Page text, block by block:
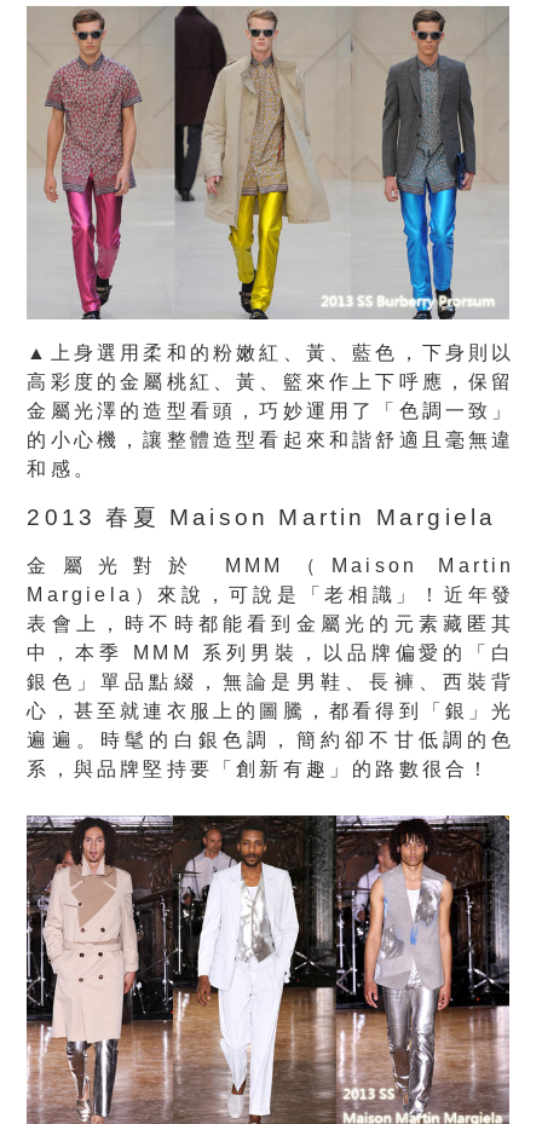
▲上身選用柔和的粉嫩紅、黃、藍色，下身則以
高彩度的金屬桃紅、黃、籃來作上下呼應，保留
金屬光澤的造型看頭，巧妙運用了「色調一致」
的小心機，讓整體造型看起來和諧舒適且毫無違
和感。
2013 春夏 Maison Martin Margiela
金屬光對於 MMM（Maison Martin
Margiela）來說，可說是「老相識」！近年發
表會上，時不時都能看到金屬光的元素藏匿其
中，本季 MMM 系列男裝，以品牌偏愛的「白
銀色」單品點綴，無論是男鞋、長褲、西裝背
心，甚至就連衣服上的圖騰，都看得到「銀」光
遍遍。時髦的白銀色調，簡約卻不甘低調的色
系，與品牌堅持要「創新有趣」的路數很合！